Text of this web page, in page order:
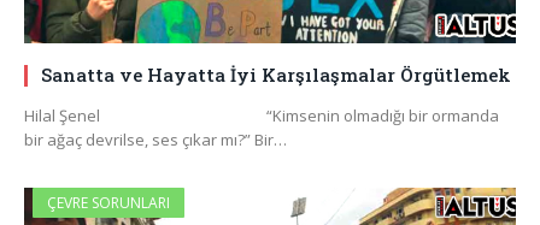
Sanatta ve Hayatta İyi Karşılaşmalar Örgütlemek
Hilal Şenel “Kimsenin olmadığı bir ormanda
bir ağaç devrilse, ses çıkar mı?” Bir…
ÇEVRE SORUNLARI